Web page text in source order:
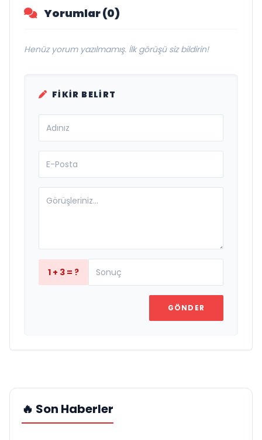
Yorumlar (0)
Henüz yorum yazılmamış. İlk görüşü siz bildirin!
FIKIR BELIRT
1 + 3 = ?
GÖNDER
🔥 Son Haberler